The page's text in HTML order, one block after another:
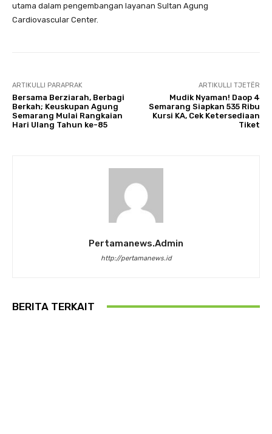
utama dalam pengembangan layanan Sultan Agung
Cardiovascular Center.
ARTIKULLI PARAPRAK
Bersama Berziarah, Berbagi
Berkah; Keuskupan Agung
Semarang Mulai Rangkaian
Hari Ulang Tahun ke-85
ARTIKULLI TJETËR
Mudik Nyaman! Daop 4
Semarang Siapkan 535 Ribu
Kursi KA, Cek Ketersediaan
Tiket
Pertamanews.admin
http://pertamanews.id
BERITA TERKAIT